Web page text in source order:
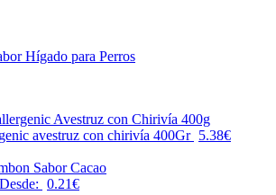
avestruz con chirivía 400Gr 5.38€
Desde: 0.21€